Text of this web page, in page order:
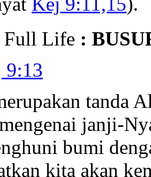
Full Life :
9:13
tanda
janji-
bumi
kita akan